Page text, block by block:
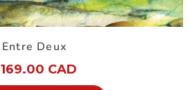
Entre Deux
169.00 CAD